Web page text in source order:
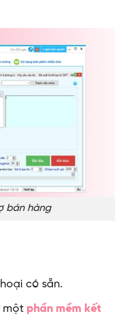
bán hàng
có sẵn.
một phần mềm kết